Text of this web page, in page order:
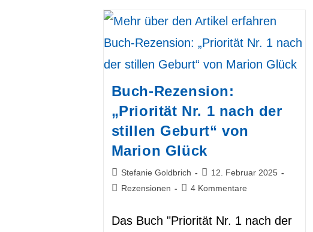
Eltern
Buch-Rezension:
„Priorität Nr. 1 nach der
stillen Geburt“ von
Marion Glück
Beitrags-
Autor:
Stefanie Goldbrich
Beitrag
veröffentlicht:
12. Februar 2025
Beitrags-
Rezensionen
Beitrags-
4 Kommentare
Das Buch "Priorität Nr. 1 nach der